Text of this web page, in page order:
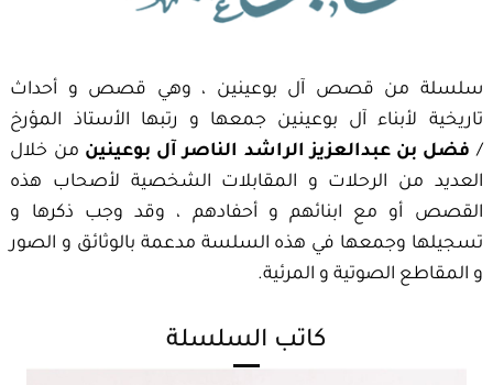
سلسلة من قصص آل بوعينين ، وهي قصص و أحداث
تاريخية لأبناء آل بوعينين جمعها و رتبها الأستاذ المؤرخ
/ فضل بن عبدالعزيز الراشد الناصر آل بوعينين من خلال
العديد من الرحلات و المقابلات الشخصية لأصحاب هذه
القصص أو مع ابنائهم و أحفادهم ، وقد وجب ذكرها و
تسجيلها وجمعها في هذه السلسة مدعمة بالوثائق و الصور
و المقاطع الصوتية و المرئية.
كاتب السلسلة